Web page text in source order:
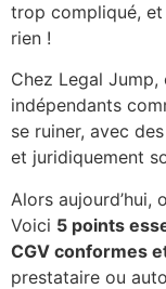
trop compliqué,
rien !
Chez Legal
indépendants
se ruiner, avec
et juridiquement
Alors
Voici 5 points
CGV conformes
prestataire ou